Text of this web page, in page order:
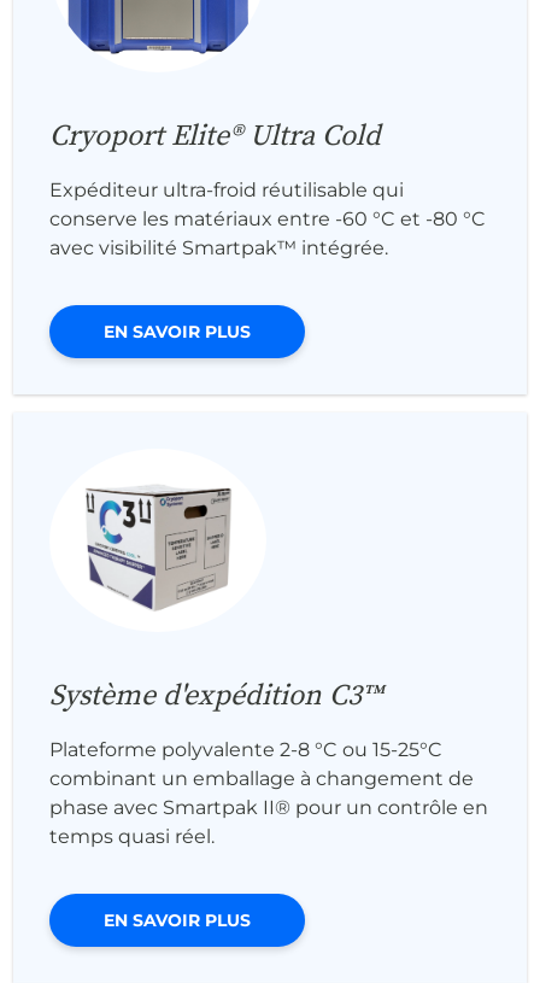
Cryoport Elite® Ultra Cold
Expéditeur ultra-froid réutilisable qui
conserve les matériaux entre -60 °C et -80 °C
avec visibilité Smartpak™ intégrée.
EN SAVOIR PLUS
Système d'expédition C3™
Plateforme polyvalente 2-8 °C ou 15-25°C
combinant un emballage à changement de
phase avec Smartpak II® pour un contrôle en
temps quasi réel.
EN SAVOIR PLUS